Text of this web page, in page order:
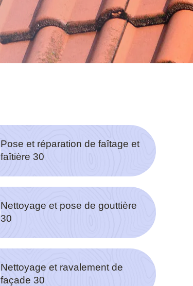
Pose et réparation de faîtage et
faîtière 30
Nettoyage et pose de gouttière
30
Nettoyage et ravalement de
façade 30